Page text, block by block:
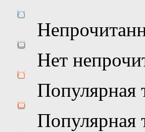
Нет
Популярная
Популярная